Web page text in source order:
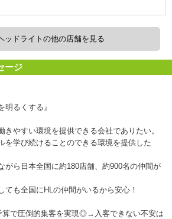
ッドライトの他の店舗を見る
ージ
明るくする』
きやすい環境を提供できる会社でありたい。
を学び続けることのできる環境を提供した
がら日本全国に約180店舗、約900名の仲間が
ても全国にHLの仲間がいるから安心！
算で圧倒的集客を実現◎→入客できない不安は